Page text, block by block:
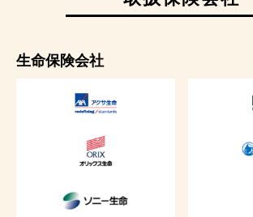
生命保険会社